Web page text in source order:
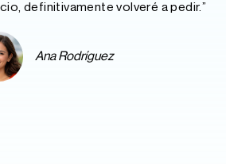
definitivamente volveré a pedir.”
Ana Rodríguez